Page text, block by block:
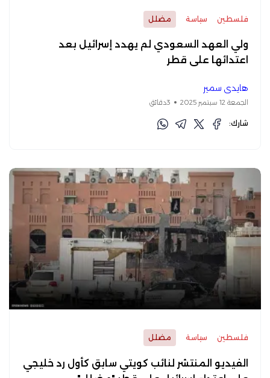
فلسطين سياسة مضلل
ولي العهد السعودي لم يهدد إسرائيل بعد
اعتدائها على قطر
هايدي سمير
الجمعة 12 سبتمبر 2025 3دقائق
شارك:
فلسطين سياسة مضلل
الفيديو المنتشر لنائب كويتي سابق كأول رد خليجي